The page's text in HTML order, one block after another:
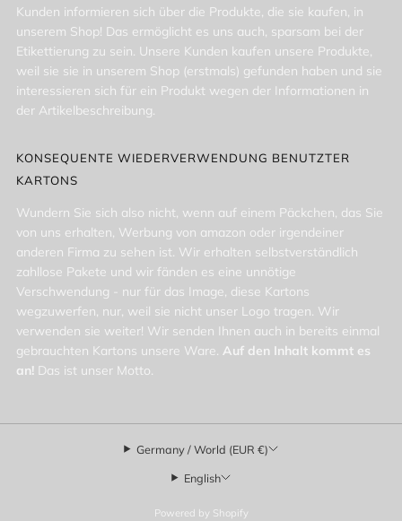
Kunden informieren sich über die Produkte, die sie kaufen, in
unserem Shop! Das ermöglicht es uns auch, sparsam bei der
Etikettierung zu sein. Unsere Kunden kaufen unsere Produkte,
weil sie sie in unserem Shop (erstmals) gefunden haben und sie
interessieren sich für ein Produkt wegen der Informationen in
der Artikelbeschreibung.
KONSEQUENTE WIEDERVERWENDUNG BENUTZTER
KARTONS
Wundern Sie sich also nicht, wenn auf einem Päckchen, das Sie
von uns erhalten, Werbung von amazon oder irgendeiner
anderen Firma zu sehen ist. Wir erhalten selbstverständlich
zahllose Pakete und wir fänden es eine unnötige
Verschwendung - nur für das Image, diese Kartons
wegzuwerfen, nur, weil sie nicht unser Logo tragen. Wir
verwenden sie weiter! Wir senden Ihnen auch in bereits einmal
gebrauchten Kartons unsere Ware. Auf den Inhalt kommt es
an! Das ist unser Motto.
Germany / World (EUR €)
English
Powered by Shopify